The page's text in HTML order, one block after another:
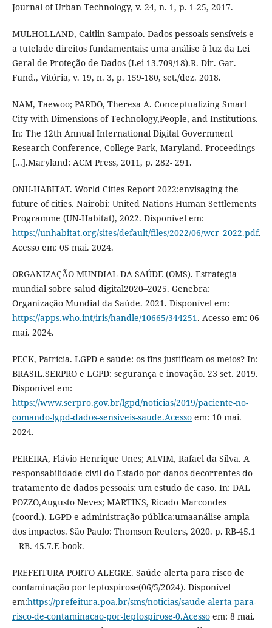
Journal of Urban Technology, v. 24, n. 1, p. 1-25, 2017.
MULHOLLAND, Caitlin Sampaio. Dados pessoais sensíveis e
a tutelade direitos fundamentais: uma análise à luz da Lei
Geral de Proteção de Dados (Lei 13.709/18).R. Dir. Gar.
Fund., Vitória, v. 19, n. 3, p. 159-180, set./dez. 2018.
NAM, Taewoo; PARDO, Theresa A. Conceptualizing Smart
City with Dimensions of Technology,People, and Institutions.
In: The 12th Annual International Digital Government
Research Conference, College Park, Maryland. Proceedings
[...].Maryland: ACM Press, 2011, p. 282- 291.
ONU-HABITAT. World Cities Report 2022:envisaging the
future of cities. Nairobi: United Nations Human Settlements
Programme (UN-Habitat), 2022. Disponível em:
https://unhabitat.org/sites/default/files/2022/06/wcr_2022.pdf.
Acesso em: 05 mai. 2024.
ORGANIZAÇÃO MUNDIAL DA SAÚDE (OMS). Estrategia
mundial sobre salud digital2020–2025. Genebra:
Organização Mundial da Saúde. 2021. Disponível em:
https://apps.who.int/iris/handle/10665/344251. Acesso em: 06
mai. 2024.
PECK, Patrícia. LGPD e saúde: os fins justificam os meios? In:
BRASIL.SERPRO e LGPD: segurança e inovação. 23 set. 2019.
Disponível em:
https://www.serpro.gov.br/lgpd/noticias/2019/paciente-no-
comando-lgpd-dados-sensiveis-saude.Acessoem: 10 mai.
2024.
PEREIRA, Flávio Henrique Unes; ALVIM, Rafael da Silva. A
responsabilidade civil do Estado por danos decorrentes do
tratamento de dados pessoais: um estudo de caso. In: DAL
POZZO,Augusto Neves; MARTINS, Ricado Marcondes
(coord.). LGPD e administração pública:umaanálise ampla
dos impactos. São Paulo: Thomson Reuters, 2020. p. RB-45.1
– RB. 45.7.E-book.
PREFEITURA PORTO ALEGRE. Saúde alerta para risco de
contaminação por leptospirose(06/5/2024). Disponível
em:https://prefeitura.poa.br/sms/noticias/saude-alerta-para-
risco-de-contaminacao-por-leptospirose-0.Acessoem: 8 mai.